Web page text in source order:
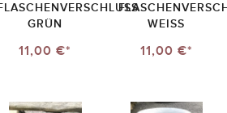
GRÜN
11,00 €*
WEISS
11,00 €*